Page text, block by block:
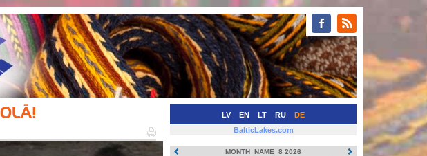
LV EN LT RU DE
BalticLakes.com
MONTH_NAME_8 2026